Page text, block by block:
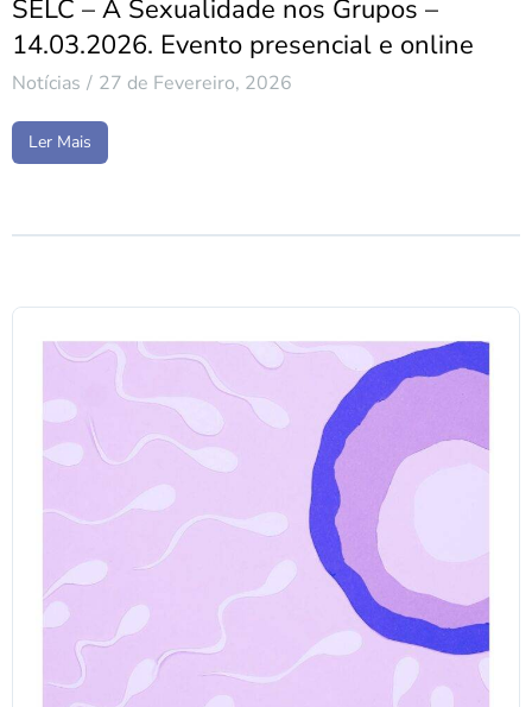
SELC – A Sexualidade nos Grupos –
14.03.2026. Evento presencial e online
Notícias 27 de Fevereiro, 2026
Ler Mais